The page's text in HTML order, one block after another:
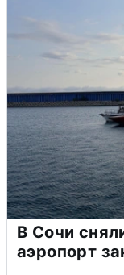
В Сочи
аэропорт